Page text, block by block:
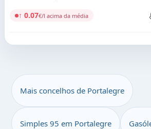
↑ 0.07€/l acima da média
Mais concelhos de Portalegre
Simples 95 em Portalegre